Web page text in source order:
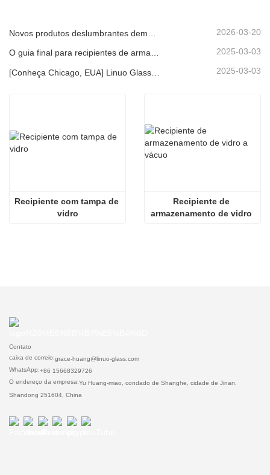
2026-03-20
O guia final para recipientes de armazenamento de alimentos de vidro de alto borossilicato 2025-03-03
2025-03-03
Recipiente com tampa de
vidro
Recipiente de
armazenamento de vidro
Contato
caixa de correio:grace-huang@linuo-glass.com
WhatsApp:+86 15668329726
O endereço da empresa:Yu Huang-miao, condado de Shanghe, cidade de Jinan,
Shandong 251604, China